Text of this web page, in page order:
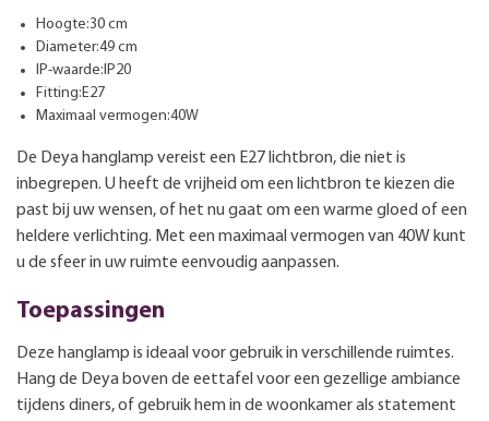
Hoogte:30 cm
Diameter:49 cm
IP-waarde:IP20
Fitting:E27
Maximaal vermogen:40W
De Deya hanglamp vereist een E27 lichtbron, die niet is
inbegrepen. U heeft de vrijheid om een lichtbron te kiezen die
past bij uw wensen, of het nu gaat om een warme gloed of een
heldere verlichting. Met een maximaal vermogen van 40W kunt
u de sfeer in uw ruimte eenvoudig aanpassen.
Toepassingen
Deze hanglamp is ideaal voor gebruik in verschillende ruimtes.
Hang de Deya boven de eettafel voor een gezellige ambiance
tijdens diners, of gebruik hem in de woonkamer als statement